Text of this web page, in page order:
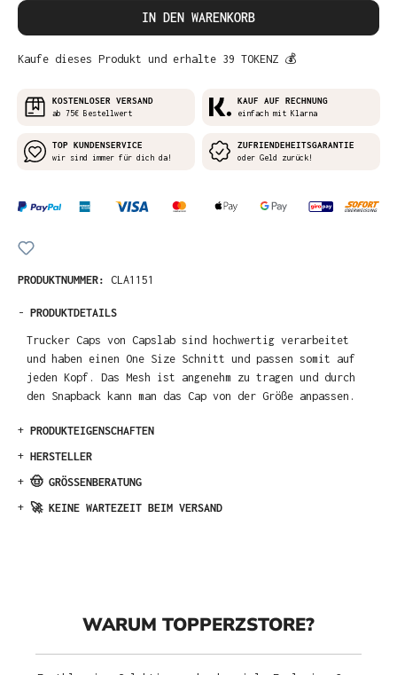
IN DEN WARENKORB
Kaufe dieses Produkt und erhalte 39 TOKENZ 💰
KOSTENLOSER VERSAND
ab 75€ Bestellwert
KAUF AUF RECHNUNG
einfach mit Klarna
TOP KUNDENSERVICE
wir sind immer für dich da!
ZUFRIENDEHEITSGARANTIE
oder Geld zurück!
PRODUKTNUMMER: CLA1151
- PRODUKTDETAILS
Trucker Caps von Capslab sind hochwertig verarbeitet
und haben einen One Size Schnitt und passen somit auf
jeden Kopf. Das Mesh ist angenehm zu tragen und durch
den Snapback kann man das Cap von der Größe anpassen.
+ PRODUKTEIGENSCHAFTEN
+ HERSTELLER
+ 🤠 GRÖSSENBERATUNG
+ 🚀 KEINE WARTEZEIT BEIM VERSAND
WARUM TOPPERZSTORE?